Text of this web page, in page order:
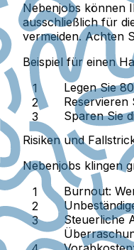
Nebenjobs können
ausschließlich für
vermeiden. Achten
Beispiel für einen
Legen Sie
Reservieren
Sparen Sie
Risiken und
Nebenjobs klingen
Burnout:
Steuerliche